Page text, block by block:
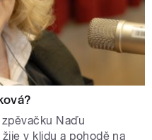
Naďu
v klidu a pohodě na